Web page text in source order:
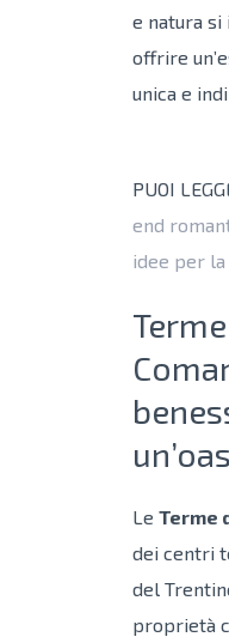
e natura
offrire
unica e
PUOI
end
idee per
Le Terme
dei centri
del
proprietà